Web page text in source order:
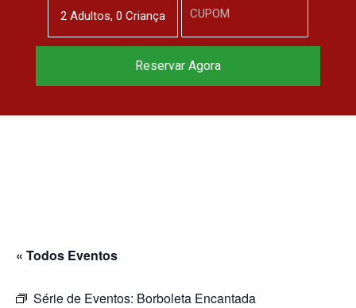
« Todos Eventos
Série de Eventos: Borboleta Encantada
2 Adultos, 0 Criança
Reservar Agora